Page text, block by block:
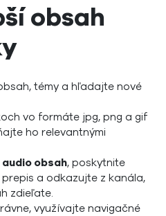
obsah
témy a hľadajte nové
vo formáte jpg, png a gif
ho relevantnými
obsah, poskytnite
a odkazujte z kanála,
zdieľate.
využívajte navigačné